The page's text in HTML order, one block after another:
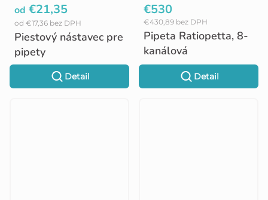
Piestový nástavec pre
pipety
od €17,36 bez DPH
od €21,35
Detail
Pipeta Ratiopetta, 8-
kanálová
€430,89 bez DPH
€530
Detail